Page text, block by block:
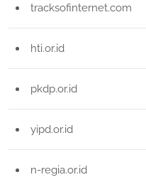
tracksofinternet.com
hti.or.id
pkdp.or.id
yipd.or.id
n-regia.or.id